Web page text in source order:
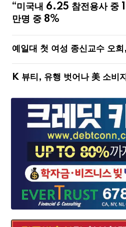
“미국내 6.25 참전용사 중
만명 중 8%
예일대 첫 여성 종신교수 오
K 뷰티, 유행 벗어나 美 소비